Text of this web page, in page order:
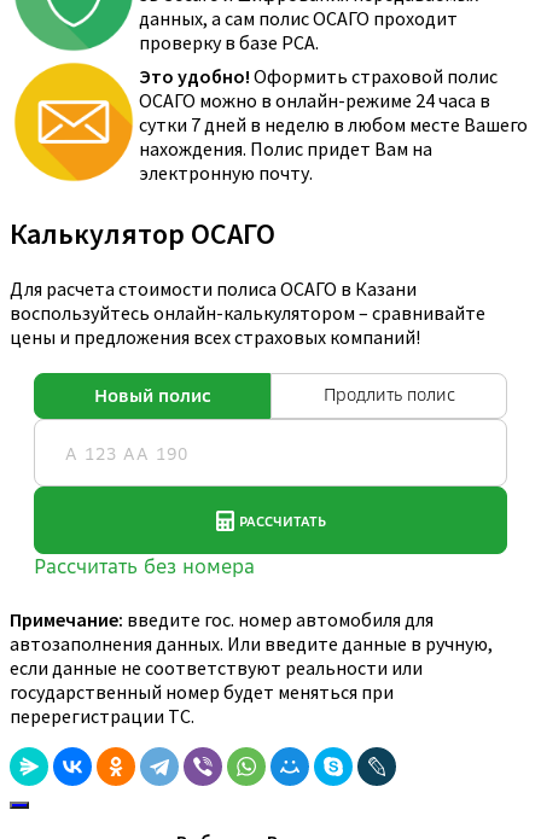
данных, а сам полис ОСАГО проходит
проверку в базе РСА.
Это удобно! Оформить страховой полис
ОСАГО можно в онлайн-режиме 24 часа в
сутки 7 дней в неделю в любом месте Вашего
нахождения. Полис придет Вам на
электронную почту.
Калькулятор ОСАГО
Для расчета стоимости полиса ОСАГО в Казани
воспользуйтесь онлайн-калькулятором – сравнивайте
цены и предложения всех страховых компаний!
Примечание: введите гос. номер автомобиля для
автозаполнения данных. Или введите данные в ручную,
если данные не соответствуют реальности или
государственный номер будет меняться при
перерегистрации ТС.